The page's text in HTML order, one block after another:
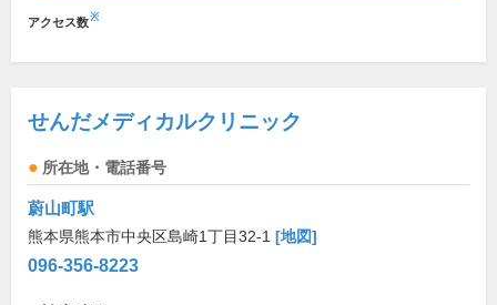
アクセス数※
せんだメディカルクリニック
所在地・電話番号
蔚山町駅
熊本県熊本市中央区島崎1丁目32-1 [地図]
096-356-8223